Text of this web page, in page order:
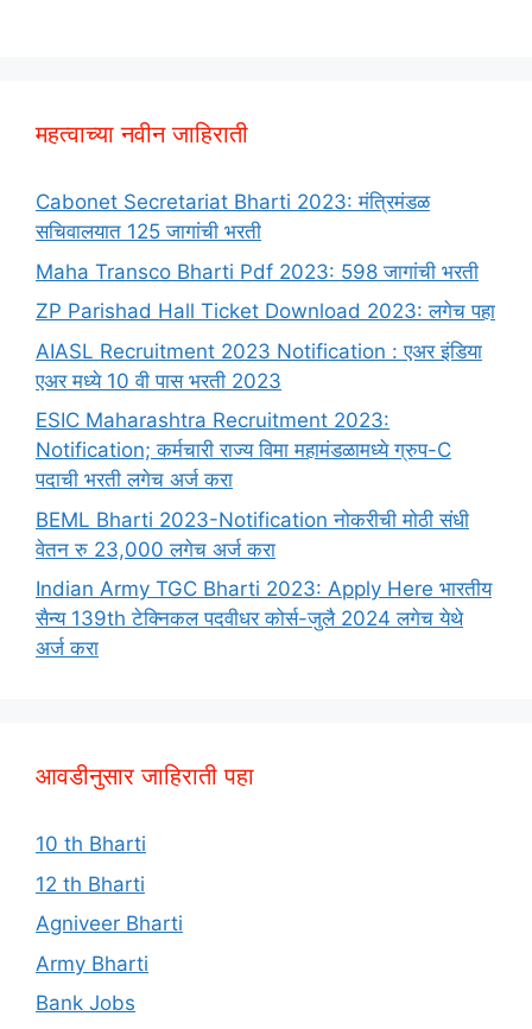
महत्वाच्या नवीन जाहिराती
Cabonet Secretariat Bharti 2023: मंत्रिमंडळ
सचिवालयात 125 जागांची भरती
Maha Transco Bharti Pdf 2023: 598 जागांची भरती
ZP Parishad Hall Ticket Download 2023: लगेच पहा
AIASL Recruitment 2023 Notification : एअर इंडिया
एअर मध्ये 10 वी पास भरती 2023
ESIC Maharashtra Recruitment 2023:
Notification; कर्मचारी राज्य विमा महामंडळामध्ये ग्रुप-C
पदाची भरती लगेच अर्ज करा
BEML Bharti 2023-Notification नोकरीची मोठी संधी
वेतन रु 23,000 लगेच अर्ज करा
Indian Army TGC Bharti 2023: Apply Here भारतीय
सैन्य 139th टेक्निकल पदवीधर कोर्स-जुलै 2024 लगेच येथे
अर्ज करा
आवडीनुसार जाहिराती पहा
10 th Bharti
12 th Bharti
Agniveer Bharti
Army Bharti
Bank Jobs